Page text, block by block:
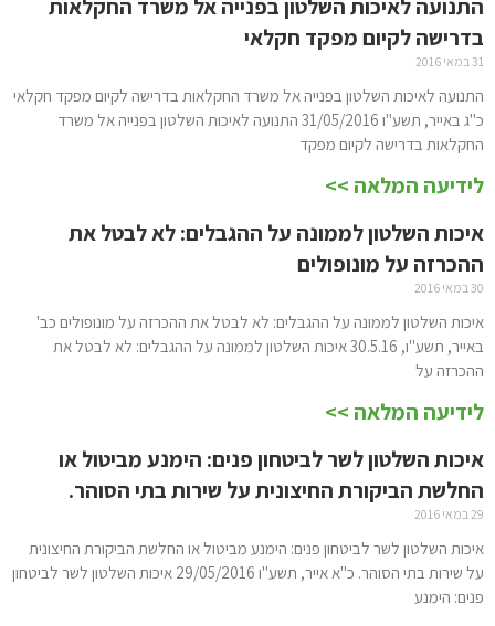
התנועה לאיכות השלטון בפנייה אל משרד החקלאות
בדרישה לקיום מפקד חקלאי
31 במאי 2016
התנועה לאיכות השלטון בפנייה אל משרד החקלאות בדרישה לקיום מפקד חקלאי
כ"ג באייר, תשע"ו 31/05/2016 התנועה לאיכות השלטון בפנייה אל משרד
החקלאות בדרישה לקיום מפקד
לידיעה המלאה >>
איכות השלטון לממונה על ההגבלים: לא לבטל את
ההכרזה על מונופולים
30 במאי 2016
איכות השלטון לממונה על ההגבלים: לא לבטל את ההכרזה על מונופולים כב'
באייר, תשע"ו, 30.5.16 איכות השלטון לממונה על ההגבלים: לא לבטל את
ההכרזה על
לידיעה המלאה >>
איכות השלטון לשר לביטחון פנים: הימנע מביטול או
החלשת הביקורת החיצונית על שירות בתי הסוהר.
29 במאי 2016
איכות השלטון לשר לביטחון פנים: הימנע מביטול או החלשת הביקורת החיצונית
על שירות בתי הסוהר. כ"א אייר, תשע"ו 29/05/2016 איכות השלטון לשר לביטחון
פנים: הימנע